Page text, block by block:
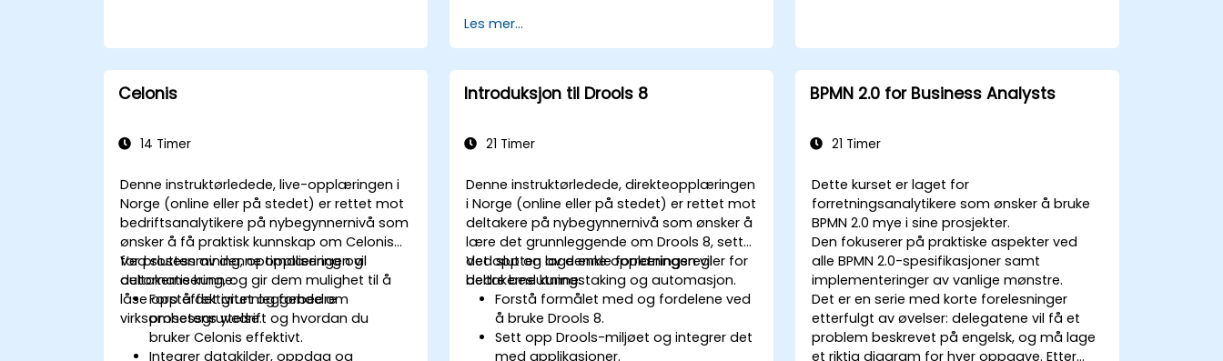
Les mer...
Celonis
14 Timer
Denne instruktørledede, live-opplæringen i
Norge (online eller på stedet) er rettet mot
bedriftsanalytikere på nybegynnernivå som
ønsker å få praktisk kunnskap om Celonis
for prosessmining, optimalisering og
automatisering, og gir dem mulighet til å
låse opp effektivitet og forbedre
virksomhetens ytelse.
Ved slutten av denne opplæringen vil
deltakerne kunne:
Forstå det grunnleggende om
prosessgruvedrift og hvordan du
bruker Celonis effektivt.
Integrer datakilder, oppdag og
Introduksjon til Drools 8
21 Timer
Denne instruktørledede, direkteopplæringen
i Norge (online eller på stedet) er rettet mot
deltakere på nybegynnernivå som ønsker å
lære det grunnleggende om Drools 8, sette
det opp og lage enkle forretningsregler for
bedre beslutningstaking og automasjon.
Ved slutten av denne opplæringen vil
deltakerne kunne:
Forstå formålet med og fordelene ved
å bruke Drools 8.
Sett opp Drools-miljøet og integrer det
med applikasjoner.
BPMN 2.0 for Business Analysts
21 Timer
Dette kurset er laget for
forretningsanalytikere som ønsker å bruke
BPMN 2.0 mye i sine prosjekter.
Den fokuserer på praktiske aspekter ved
alle BPMN 2.0-spesifikasjoner samt
implementeringer av vanlige mønstre.
Det er en serie med korte forelesninger
etterfulgt av øvelser: delegatene vil få et
problem beskrevet på engelsk, og må lage
et riktig diagram for hver oppgave. Etter